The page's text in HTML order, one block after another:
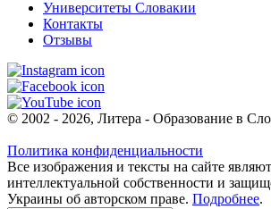
Университеты Словакии
Контакты
Отзывы
© 2002 - 2026, Литера - Образование в
Политика конфиденциальности
Все изображения и тексты на сайте
интеллектуальной собственности и
Украины об авторском праве. Подробнее.